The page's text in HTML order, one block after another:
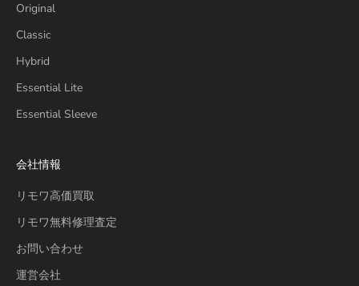
Original
Classic
Hybrid
Essential Lite
Essential Sleeve
会社情報
リモワ高価買取
リモワ無料修理査定
お問い合わせ
運営会社